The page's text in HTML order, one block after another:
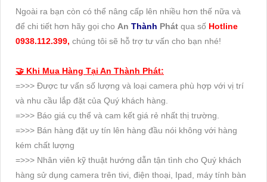
lên đến 24 tháng, và đổi mới hoàn toàn với các sản phẩm
trong tuần đầu tiên sử dụng nếu phát hiện bị lỗi từ các thiết bị
camera và đầu ghi được cung cấp
💾 BÁO GIÁ CHI PHÍ NÂNG
CẤP HỆ THỐNG GÓI
CAMERA GIÁM SÁT TỪ XA
GIÁ RẺ